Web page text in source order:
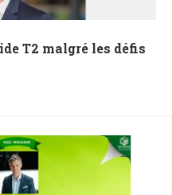
T2 malgré les défis